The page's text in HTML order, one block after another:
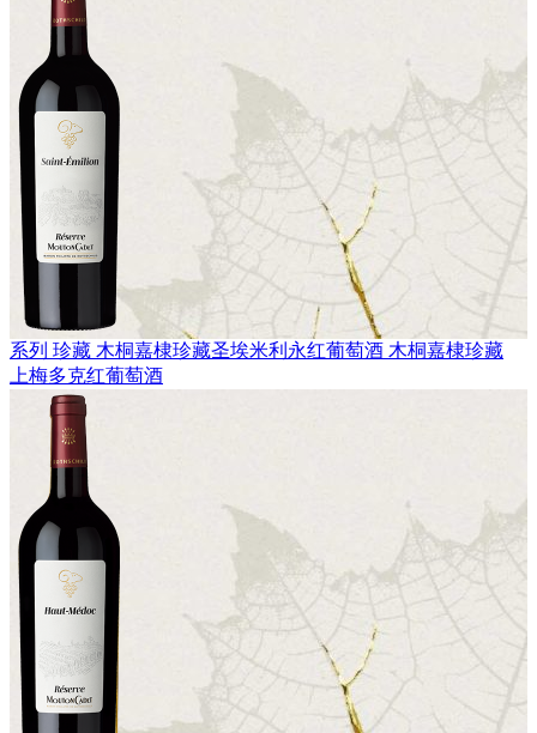
系列 珍藏 木桐嘉棣珍藏圣埃米利永红葡萄酒 木桐嘉棣珍藏
上梅多克红葡萄酒